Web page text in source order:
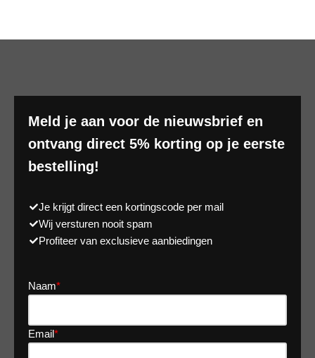
Meld je aan voor de nieuwsbrief en
ontvang direct 5% korting op je eerste
bestelling!
Je krijgt direct een kortingscode per mail
Wij versturen nooit spam
Profiteer van exclusieve aanbiedingen
Naam*
Email*